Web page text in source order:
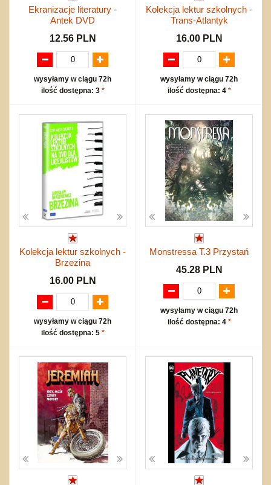
Ekranizacje literatury -
Antek DVD
12.56 PLN
wysyłamy w ciągu 72h
ilość dostępna: 3 *
Kolekcja lektur szkolnych -
Trans-Atlantyk
16.00 PLN
wysyłamy w ciągu 72h
ilość dostępna: 4 *
Kolekcja lektur szkolnych -
Brzezina
16.00 PLN
wysyłamy w ciągu 72h
ilość dostępna: 5 *
Monstressa T.3 Przystań
45.28 PLN
wysyłamy w ciągu 72h
ilość dostępna: 4 *